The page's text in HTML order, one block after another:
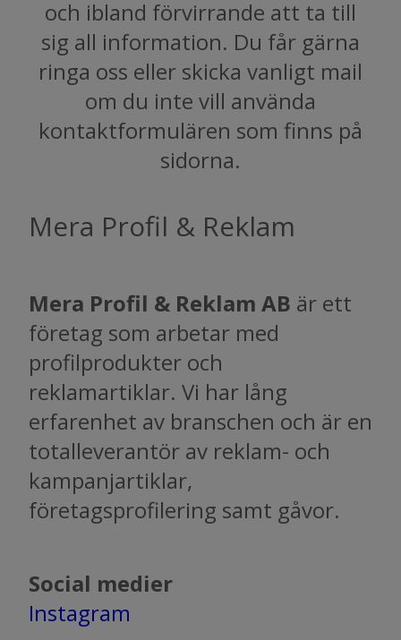
och ibland förvirrande att ta till
sig all information. Du får gärna
ringa oss eller skicka vanligt mail
om du inte vill använda
kontaktformulären som finns på
sidorna.
Mera Profil & Reklam
Mera Profil & Reklam AB är ett
företag som arbetar med
profilprodukter och
reklamartiklar. Vi har lång
erfarenhet av branschen och är en
totalleverantör av reklam- och
kampanjartiklar,
företagsprofilering samt gåvor.
Social medier
Instagram​​​​​​​